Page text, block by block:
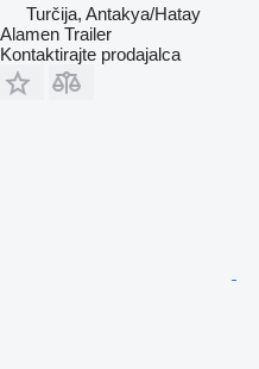
Turčija, Antakya/Hatay
Alamen Trailer
Kontaktirajte prodajalca